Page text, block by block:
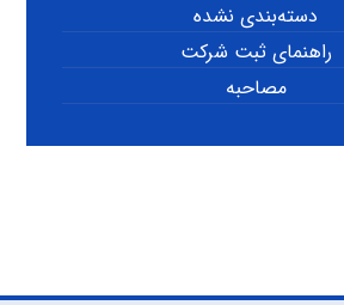
دسته‌بندی نشده
راهنمای ثبت شرکت
مصاحبه